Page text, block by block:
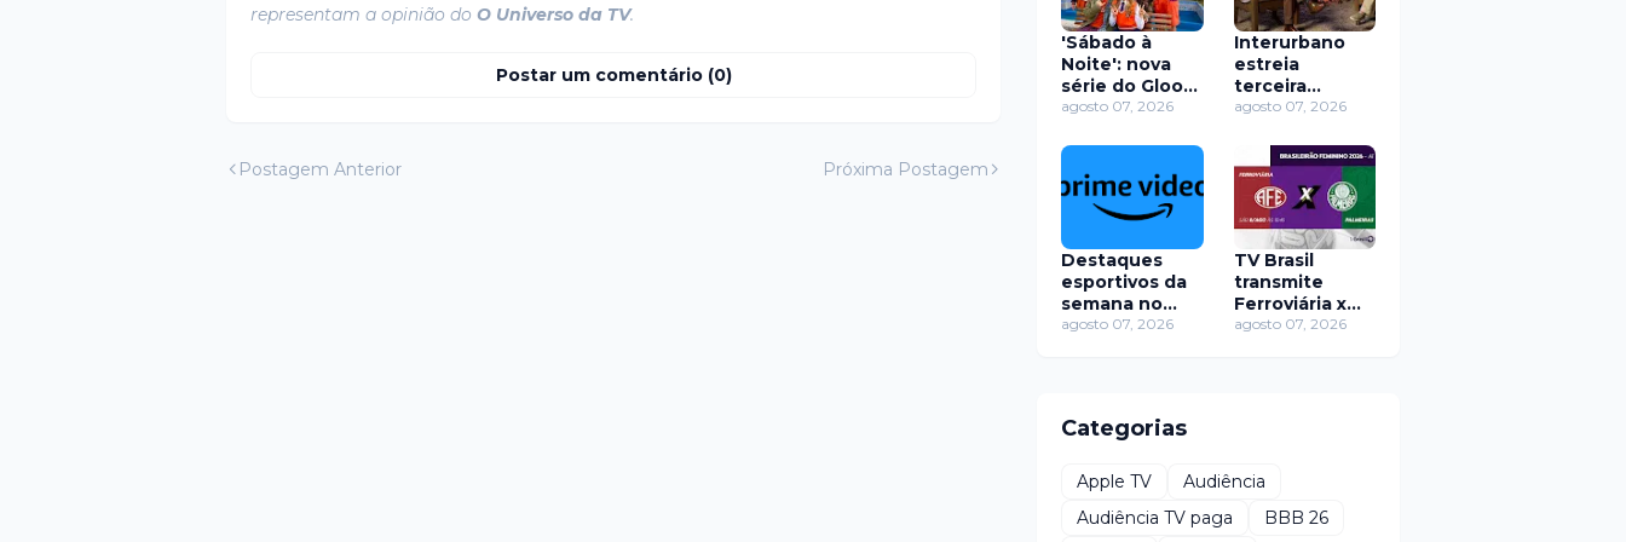
representam a opinião do O Universo da TV.
Postar um comentário (0)
Postagem Anterior Próxima Postagem
'Sábado à
Noite': nova
série do Gloob
e Globoplay
gravações no
Rio de Janeiro
agosto 07, 2026
Interurbano
estreia
terceira
temporada
e lendas
urbanas de
São Paulo
agosto 07, 2026
Destaques
esportivos da
semana no
Prime Video de
agosto 07, 2026
TV Brasil
transmite
Ferroviária x
Palmeiras pelo
agosto 07, 2026
Categorias
Apple TV
Audiência
Audiência TV paga
BBB 26